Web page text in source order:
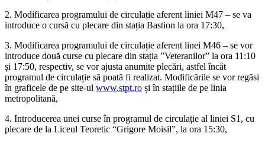
2. Modificarea programului de circulație aferent liniei M47 – se va
introduce o cursă cu plecare din stația Bastion la ora 17:30,
3. Modificarea programului de circulație aferent linei M46 – se vor
introduce două curse cu plecare din stația ”Veteranilor” la ora 11:10
și 17:50, respectiv, se vor ajusta anumite plecări, astfel încât
programul de circulație să poată fi realizat. Modificările se vor regăsi
în graficele de pe site-ul www.stpt.ro și în stațiile de pe linia
metropolitană,
4. Introducerea unei curse în programul de circulație al liniei S1, cu
plecare de la Liceul Teoretic “Grigore Moisil”, la ora 15:30,